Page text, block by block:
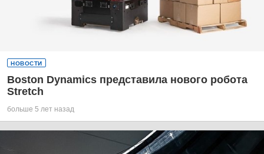
НОВОСТИ
Boston Dynamics представила нового робота
Stretch
больше 5 лет назад